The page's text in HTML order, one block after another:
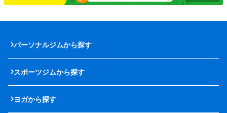
パーソナルジムから探す
スポーツジムから探す
ヨガから探す